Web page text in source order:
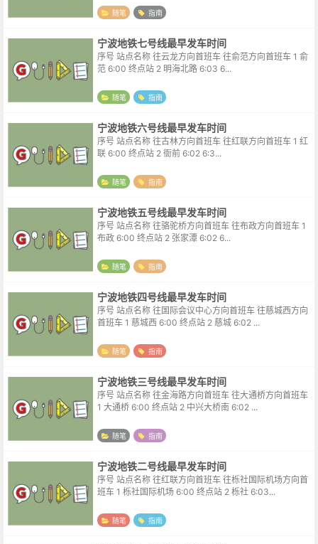
随笔 指南
宁波地铁七号线最早发车时间
序号 站点名称 往云龙方向首班车 往俞范方向首班车 1 俞
范 6:00 终点站 2 明海北路 6:03 6...
随笔 指南
宁波地铁六号线最早发车时间
序号 站点名称 往古林方向首班车 往红联方向首班车 1 红
联 6:00 终点站 2 衙前 6:02 6:3...
随笔 指南
宁波地铁五号线最早发车时间
序号 站点名称 往骆驼桥方向首班车 往布政方向首班车 1
布政 6:00 终点站 2 张家潭 6:02 6...
随笔 指南
宁波地铁四号线最早发车时间
序号 站点名称 往国际会议中心方向首班车 往慈城西方向
首班车 1 慈城西 6:00 终点站 2 慈城 6:02 ...
随笔 指南
宁波地铁三号线最早发车时间
序号 站点名称 往金海路方向首班车 往大通桥方向首班车
1 大通桥 6:00 终点站 2 中兴大桥南 6:02 ...
随笔 指南
宁波地铁二号线最早发车时间
序号 站点名称 往红联方向首班车 往栎社国际机场方向首
班车 1 栎社国际机场 6:00 终点站 2 栎社 6:03...
随笔 指南